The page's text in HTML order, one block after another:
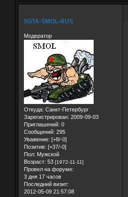
5GTA-SMOL-RUS
Модератор
Откуда: Санкт-Петербург
Зарегистрирован: 2009-09-03
Приглашений: 0
Сообщений: 295
Уважение: [+8/-0]
Позитив: [+37/-0]
Пол: Мужской
Возраст: 53 [1972-11-11]
Провел на форуме:
3 дня 17 часов
Последний визит:
2012-05-09 21:57:08